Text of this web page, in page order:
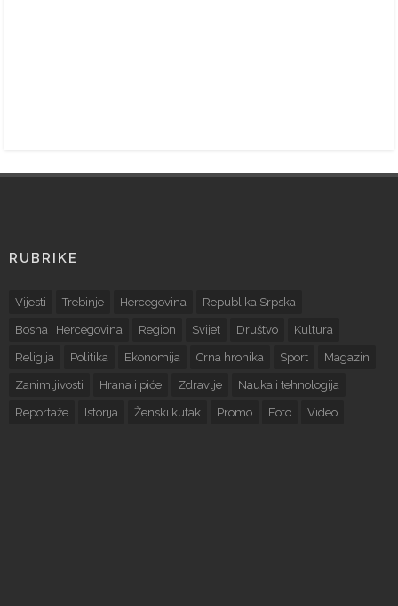
RUBRIKE
Vijesti Trebinje Hercegovina Republika Srpska
Bosna i Hercegovina Region Svijet Društvo Kultura
Religija Politika Ekonomija Crna hronika Sport Magazin
Zanimljivosti Hrana i piće Zdravlje Nauka i tehnologija
Reportaže Istorija Ženski kutak Promo Foto Video